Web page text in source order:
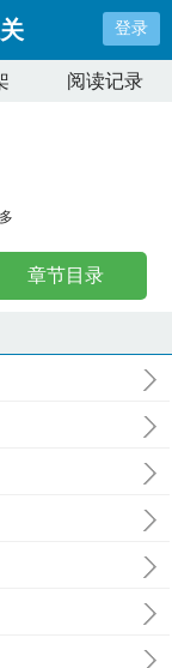
登录
阅读记录
章节目录